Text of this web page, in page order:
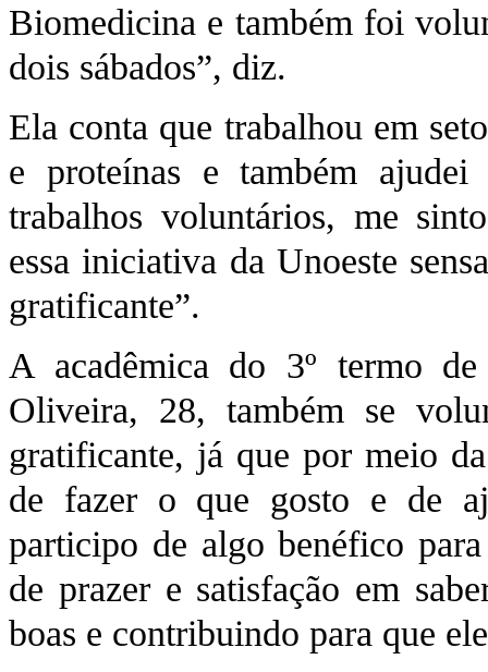
Biomedicina e também foi
dois sábados”, diz.
Ela conta que trabalhou em
e proteínas e também
trabalhos voluntários, me
essa iniciativa da Unoeste
gratificante”.
A acadêmica do 3º termo
Oliveira, 28, também se
gratificante, já que por meio
de fazer o que gosto e de
participo de algo benéfico
de prazer e satisfação em
boas e contribuindo para que